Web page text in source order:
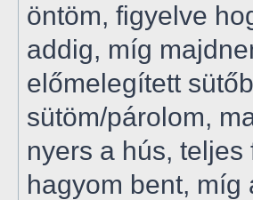
öntöm, figyelve
addig, míg
előmelegített
sütöm/párolom,
nyers a hús,
hagyom bent, míg